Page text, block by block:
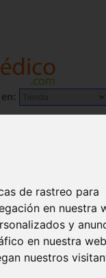
de rastreo para
en nuestra
y
en nuestra
nuestros
en: